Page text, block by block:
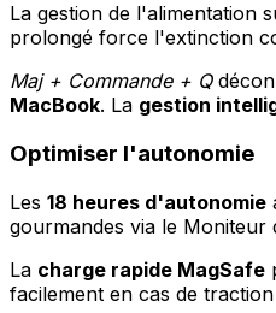
La gestion de l'alimentation
prolongé force l'extinction
Maj + Commande + Q
MacBook. La gestion
Optimiser l'autonomie
Les 18 heures d'autonomie
gourmandes via le
La charge rapide MagSafe
facilement en cas de